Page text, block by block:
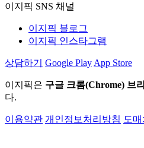
이지픽 SNS 채널
이지픽 블로그
이지픽 인스타그램
상담하기 Google Play App Store
이지픽은 구글 크롬(Chrome) 브
다.
이용약관 개인정보처리방침 도